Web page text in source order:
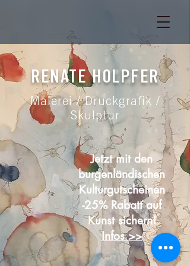
RENATE HOLPFER
Malerei / Druckgrafik /
Skulptur
Jetzt mit den
burgenländischen
Kulturgutscheinen
-25% Rabatt auf
Kunst sichern!
Infos >>